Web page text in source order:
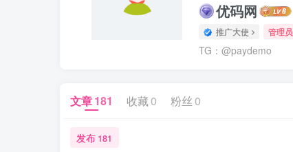
优码网
推广大使 管理员
TG：@paydemo
文章181 收藏 0 粉丝 0
发布 181